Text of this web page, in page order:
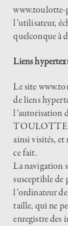
www.toulotte-
l’utilisateur,
quelconque à
Liens
Le site
de liens
l’autorisation
TOULOTTE
ainsi visités, et
ce fait.
La navigation
susceptible de
l’ordinateur
taille, qui ne
enregistre des